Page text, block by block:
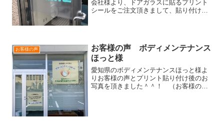
会社様より、ドアガラスに貼るプリント
シールをご注文頂きまして、貼り付け後
インクを引いてい...
お客様の声
お客様の声 ボディメンテナンス
ほっと様
愛知県のボディメンテナンスほっと様よ
りお客様の声とプリント貼り付け後のお
写真を頂きました＾＾！ （お客様の